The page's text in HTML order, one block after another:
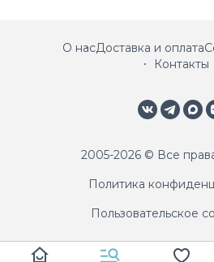
О насДоставка и оплата
Контакты
2005-2026 © Все
Политика
Пользовательское